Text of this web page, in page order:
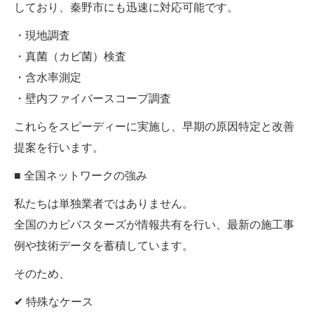
しており、秦野市にも迅速に対応可能です。
・現地調査
・真菌（カビ菌）検査
・含水率測定
・壁内ファイバースコープ調査
これらをスピーディーに実施し、早期の原因特定と改善
提案を行います。
■ 全国ネットワークの強み
私たちは単独業者ではありません。
全国のカビバスターズが情報共有を行い、最新の施工事
例や技術データを蓄積しています。
そのため、
✔ 特殊なケース